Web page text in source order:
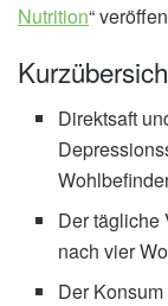
Nutrition“
Direktsaft
Der tägliche
nach vier
Der